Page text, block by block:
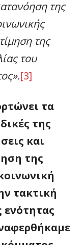
της
της
του
[3]
τα
της
και
της
τακτική
ενότητας